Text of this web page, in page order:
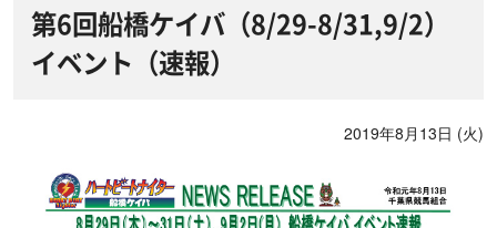
第6回船橋ケイバ（8/29-8/31,9/2）
イベント（速報）
2019年8月13日 (火)